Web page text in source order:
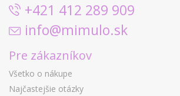
+421 412 289 909
info@mimulo.sk
Pre zákazníkov
Všetko o nákupe
Najčastejšie otázky